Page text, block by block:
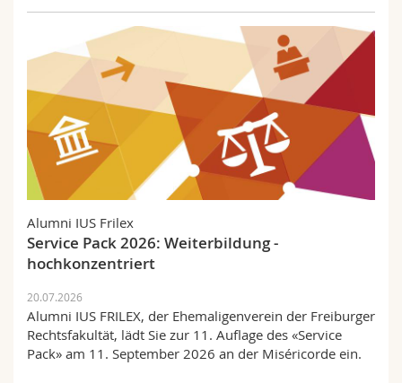
Alumni IUS Frilex
Service Pack 2026: Weiterbildung -
hochkonzentriert
20.07.2026
Alumni IUS FRILEX, der Ehemaligenverein der Freiburger
Rechtsfakultät, lädt Sie zur 11. Auflage des «Service
Pack» am 11. September 2026 an der Miséricorde ein.